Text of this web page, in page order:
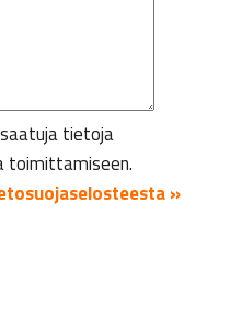
tietoja
toimittamiseen.
»